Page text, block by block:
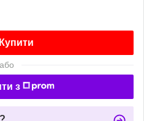
Купити
або
з